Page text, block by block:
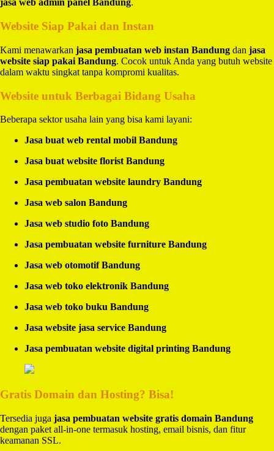
jasa web admin panel Bandung.
Website Siap Pakai dan Instan
Kami menawarkan jasa pembuatan web instan Bandung dan jasa
website siap pakai Bandung. Cocok untuk Anda yang butuh website
dalam waktu singkat tanpa kompromi kualitas.
Website untuk Berbagai Bidang Usaha
Beberapa sektor usaha lain yang bisa kami layani:
Jasa buat web rental mobil Bandung
Jasa buat website florist Bandung
Jasa pembuatan website laundry Bandung
Jasa web salon Bandung
Jasa web studio foto Bandung
Jasa pembuatan website furniture Bandung
Jasa web otomotif Bandung
Jasa web toko elektronik Bandung
Jasa web toko buku Bandung
Jasa website jasa service Bandung
Jasa pembuatan website digital printing Bandung
Gratis Domain dan Hosting? Bisa!
Tersedia juga jasa pembuatan website gratis domain Bandung
dengan paket all-in-one termasuk hosting, email bisnis, dan fitur
keamanan SSL.